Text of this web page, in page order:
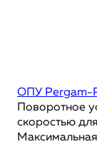
ОПУ Pergam-
Поворотное
скоростью
Максимальная